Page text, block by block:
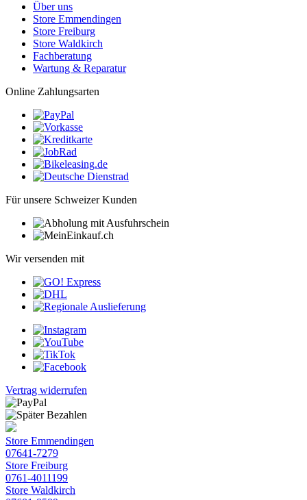
Über uns
Store Emmendingen
Store Freiburg
Store Waldkirch
Fachberatung
Wartung & Reparatur
Online Zahlungsarten
Für unsere Schweizer Kunden
Wir versenden mit
Vertrag widerrufen
Store Emmendingen
07641-7279
Store Freiburg
0761-4011199
Store Waldkirch